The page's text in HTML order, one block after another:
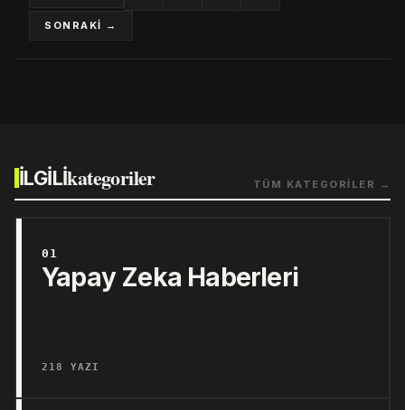
SONRAKİ →
İLGİLİkategoriler TÜM KATEGORİLER →
01
Yapay Zeka Haberleri
218 YAZI